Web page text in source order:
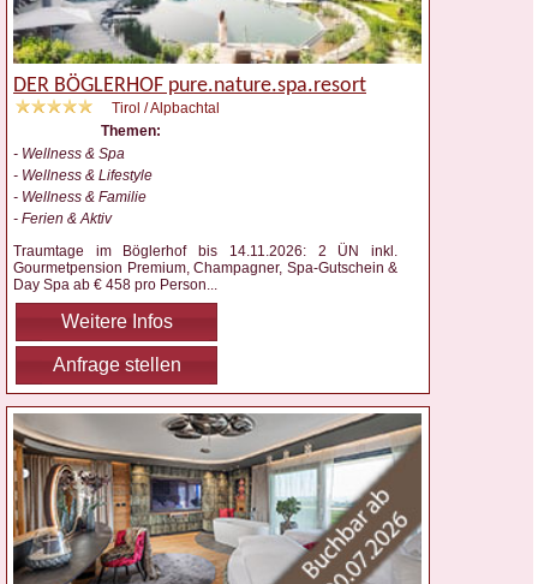
DER BÖGLERHOF pure.nature.spa.resort
Tirol / Alpbachtal
Themen:
- Wellness & Spa
- Wellness & Lifestyle
- Wellness & Familie
- Ferien & Aktiv
Traumtage im Böglerhof bis 14.11.2026: 2 ÜN inkl.
Gourmetpension Premium, Champagner, Spa-Gutschein &
Day Spa ab € 458 pro Person
Weitere Infos
Anfrage stellen